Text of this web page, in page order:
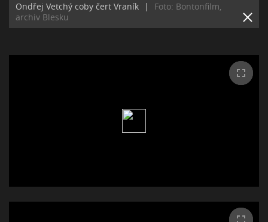
Ondřej Vetchý coby čert Vraník |
Foto: Bontonfilm,
archiv Blesku